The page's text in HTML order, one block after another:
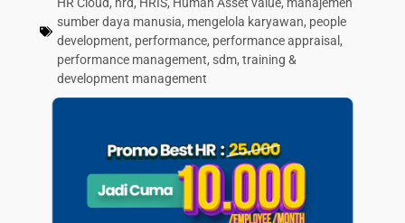
sumber daya manusia, mengelola karyawan, people
development, performance, performance appraisal,
performance management, sdm, training &
development management